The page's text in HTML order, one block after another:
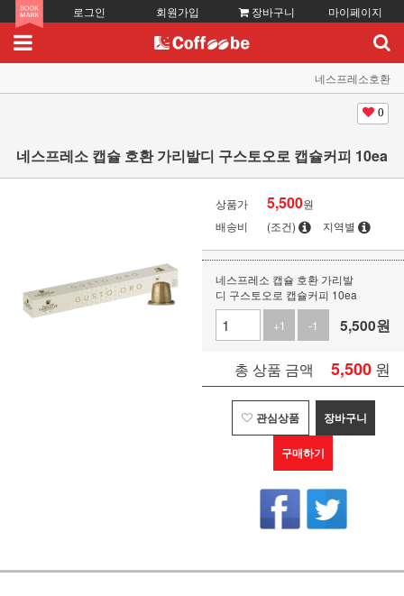
로그인 회원가입 장바구니 마이페이지
네스프레소호환
0
네스프레소 캡슐 호환 가리발디 구스토오로 캡슐커피 10ea
상품가 5,500원
배송비
(조건) 지역별
네스프레소 캡슐 호환 가리발
디 구스토오로 캡슐커피 10ea
+1
-1 5,500원
총 상품 금액 5,500 원
관심상품 장바구니
구매하기